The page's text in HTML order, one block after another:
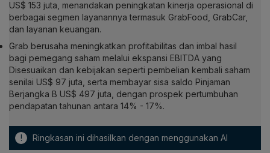
US$ 153 juta, menandakan peningkatan kinerja operasional di
berbagai segmen layanannya termasuk GrabFood, GrabCar,
dan layanan keuangan.
Grab berusaha meningkatkan profitabilitas dan imbal hasil
bagi pemegang saham melalui ekspansi EBITDA yang
Disesuaikan dan kebijakan seperti pembelian kembali saham
senilai US$ 97 juta, serta membayar sisa saldo Pinjaman
Berjangka B US$ 497 juta, dengan prospek pertumbuhan
pendapatan tahunan antara 14% - 17%.
! Ringkasan ini dihasilkan dengan menggunakan AI